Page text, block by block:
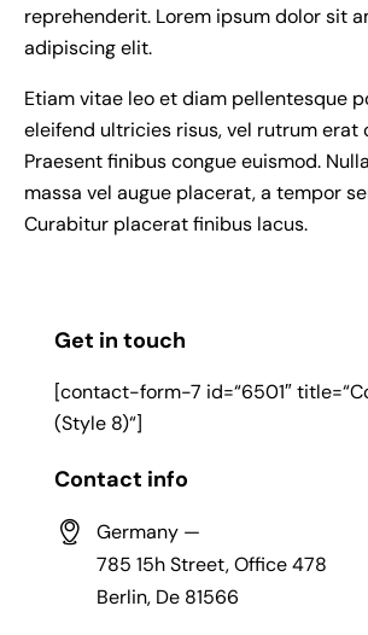
reprehenderit. Lorem ipsum dolor sit
adipiscing elit.
Etiam vitae leo et diam pellentesque
eleifend ultricies risus, vel rutrum erat
Praesent finibus congue euismod.
massa vel augue placerat, a tempor
Curabitur placerat finibus lacus.
Get in touch
[contact-form-7 id=“6501″
(Style 8)“]
Contact info
Germany —
785 15h Street, Office 478
Berlin, De 81566